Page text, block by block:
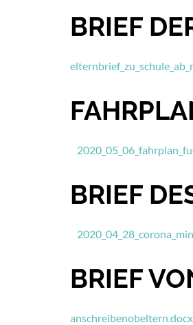
BRIEF
BRIEF
BRIEF